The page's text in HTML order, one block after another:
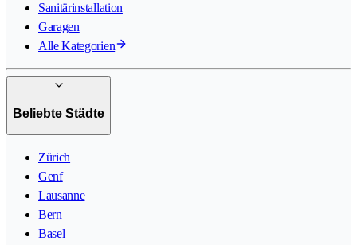
Sanitärinstallation
Garagen
Alle Kategorien
Beliebte Städte
Zürich
Genf
Lausanne
Bern
Basel